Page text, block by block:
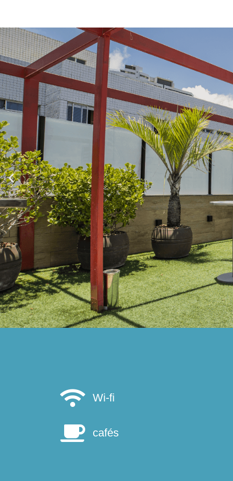
Wi-fi
cafés